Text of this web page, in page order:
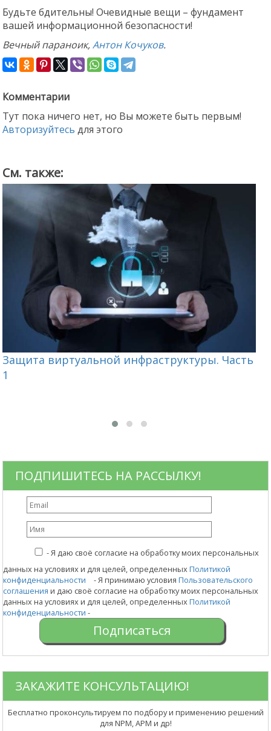
Будьте бдительны! Очевидные вещи – фундамент
вашей информационной безопасности!
Вечный параноик,Антон Кочуков.
Комментарии
Тут пока ничего нет, но Вы можете быть первым!
Авторизуйтесь для этого
См. также:
Защита виртуальной инфраструктуры. Часть
1
ПОДПИШИТЕСЬ НА РАССЫЛКУ!
-Я даю своё согласие на обработку моих персональных
данных на условиях и для целей, определенныхПолитикой
конфиденциальности
- Я принимаю условияПользовательского
соглашения и даю своё согласие на обработку моих персональных
данных на условиях и для целей, определенныхПолитикой
конфиденциальности -
ЗАКАЖИТЕ КОНСУЛЬТАЦИЮ!
Бесплатно проконсультируем по подбору и применению решений
для NPM, APM и др!